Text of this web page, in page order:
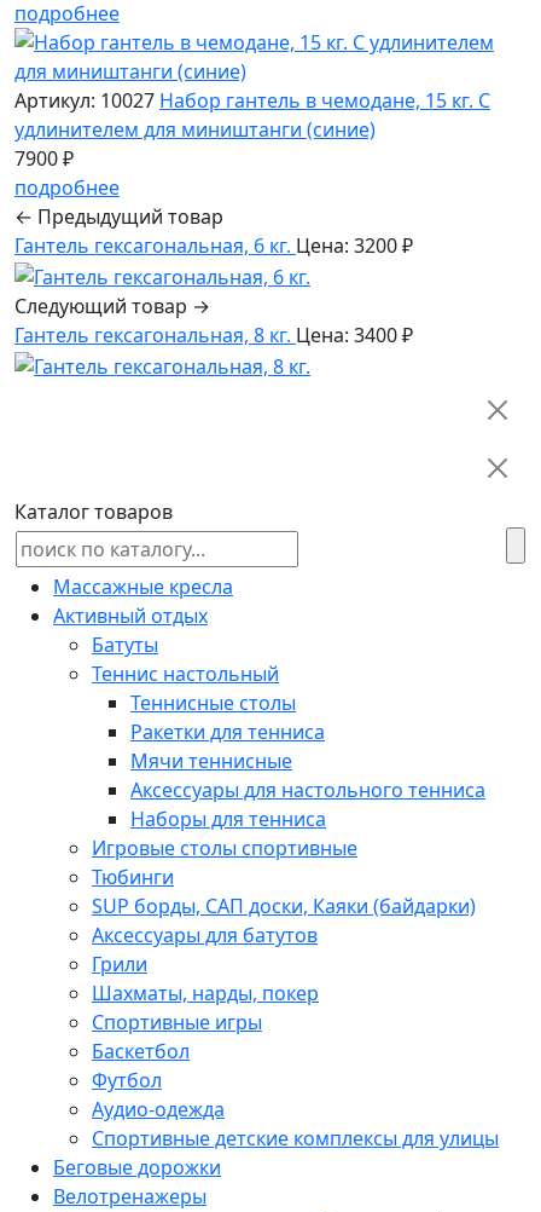
подробнее
Артикул: 10027 Набор гантель в чемодане, 15 кг. С
удлинителем для миништанги (синие)
7900 ₽
подробнее
← Предыдущий товар
Гантель гексагональная, 6 кг. Цена: 3200 ₽
Следующий товар →
Гантель гексагональная, 8 кг. Цена: 3400 ₽
Каталог товаров
Массажные кресла
Активный отдых
Батуты
Теннис настольный
Теннисные столы
Ракетки для тенниса
Мячи теннисные
Аксессуары для настольного тенниса
Наборы для тенниса
Игровые столы спортивные
Тюбинги
SUP борды, САП доски, Каяки (байдарки)
Аксессуары для батутов
Грили
Шахматы, нарды, покер
Спортивные игры
Баскетбол
Футбол
Аудио-одежда
Спортивные детские комплексы для улицы
Беговые дорожки
Велотренажеры